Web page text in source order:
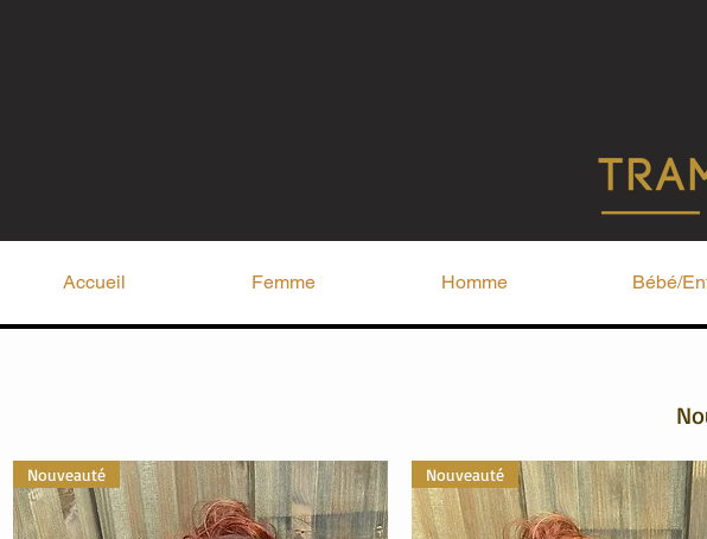
Nouveauté Nouveauté
Accueil Femme Homme Bébé/